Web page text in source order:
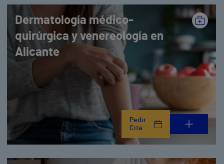
Dermatología médico-
quirúrgica y venereología en
Alicante
Pedir
Cita